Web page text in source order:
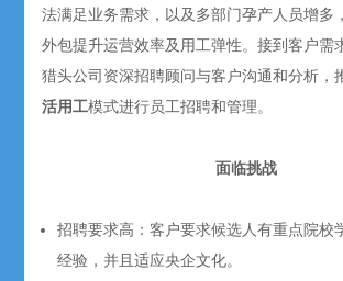
法满足业务需求，以及多部门孕产人员增多
外包提升运营效率及用工弹性。接到客户需
猎头公司资深招聘顾问与客户沟通和分析，
活用工模式进行员工招聘和管理。
面临挑战
招聘要求高：客户要求候选人有重点院校
经验，并且适应央企文化。